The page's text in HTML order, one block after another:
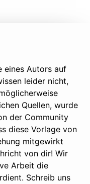
eines Autors auf
leider nicht,
Quellen, wurde
der Community
diese Vorlage von
mitgewirkt
von dir! Wir
Arbeit die
Schreib uns